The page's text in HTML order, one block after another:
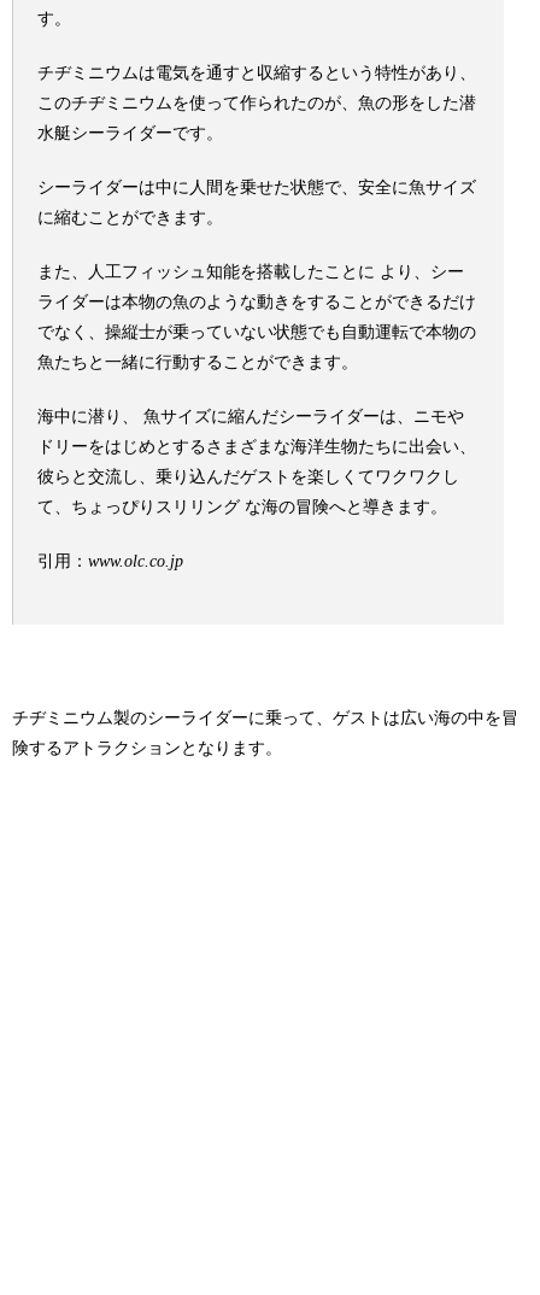
す。
チヂミニウムは電気を通すと収縮するという特性があり、
このチヂミニウムを使って作られたのが、魚の形をした潜
水艇シーライダーです。
シーライダーは中に人間を乗せた状態で、安全に魚サイズ
に縮むことができます。
また、人工フィッシュ知能を搭載したことに より、シー
ライダーは本物の魚のような動きをすることができるだけ
でなく、操縦士が乗っていない状態でも自動運転で本物の
魚たちと一緒に行動することができます。
海中に潜り、 魚サイズに縮んだシーライダーは、ニモや
ドリーをはじめとするさまざまな海洋生物たちに出会い、
彼らと交流し、乗り込んだゲストを楽しくてワクワクし
て、ちょっぴりスリリング な海の冒険へと導きます。
引用： www.olc.co.jp
チヂミニウム製のシーライダーに乗って、ゲストは広い海の中を冒
険するアトラクションとなります。